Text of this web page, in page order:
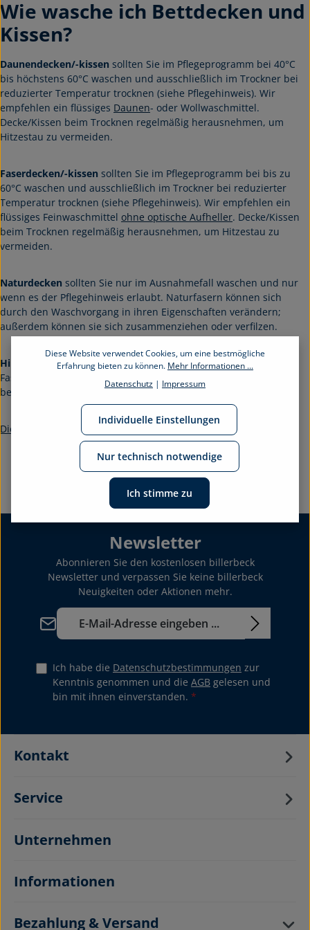
Wie wasche ich Bettdecken und
Kissen?
Daunendecken/-kissen sollten Sie im Pflegeprogramm bei 40°C
bis höchstens 60°C waschen und ausschließlich im Trockner bei
reduzierter Temperatur trocknen (siehe Pflegehinweis). Wir
empfehlen ein flüssiges Daunen- oder Wollwaschmittel.
Decke/Kissen beim Trocknen regelmäßig herausnehmen, um
Hitzestau zu vermeiden.
Faserdecken/-kissen sollten Sie im Pflegeprogramm bei bis zu
60°C waschen und ausschließlich im Trockner bei reduzierter
Temperatur trocknen (siehe Pflegehinweis). Wir empfehlen ein
flüssiges Feinwaschmittel ohne optische Aufheller. Decke/Kissen
beim Trocknen regelmäßig herausnehmen, um Hitzestau zu
vermeiden.
Naturdecken sollten Sie nur im Ausnahmefall waschen und nur
wenn es der Pflegehinweis erlaubt. Naturfasern können sich
durch den Waschvorgang in ihren Eigenschaften verändern;
außerdem können sie sich zusammenziehen oder verfilzen.
Hinweis:
Decke/Kissen vorab auf Beschädigungen prüfen und
Fassungsvermögen von Waschmaschine und Trockner
berücksichtigen.
Die ausführliche Waschanleitung als Video:
Newsletter
Abonnieren Sie den kostenlosen billerbeck
Newsletter und verpassen Sie keine billerbeck
Neuigkeiten oder Aktionen mehr.
E-Mail-Adresse*
Ich habe die Datenschutzbestimmungen zur
Kenntnis genommen und die AGB gelesen und
bin mit ihnen einverstanden. *
Kontakt
Service
Unternehmen
Informationen
Bezahlung & Versand
Diese Website verwendet Cookies, um eine bestmögliche
Erfahrung bieten zu können. Mehr Informationen ...
Datenschutz | Impressum
Nur technisch notwendige
Individuelle Einstellungen
Ich stimme zu